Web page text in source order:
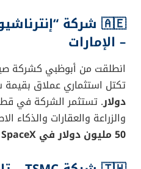
🇦🇪
– الإمارات
انطلقت من أبوظبي كشركة
تكتل استثماري عملاق
دولار. تستثمر الشركة في
والزراعة والعقارات والذكاء
50 مليون دولار في SpaceX